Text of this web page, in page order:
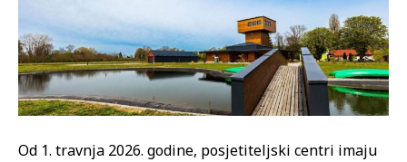
Od 1. travnja 2026. godine, posjetiteljski centri imaju